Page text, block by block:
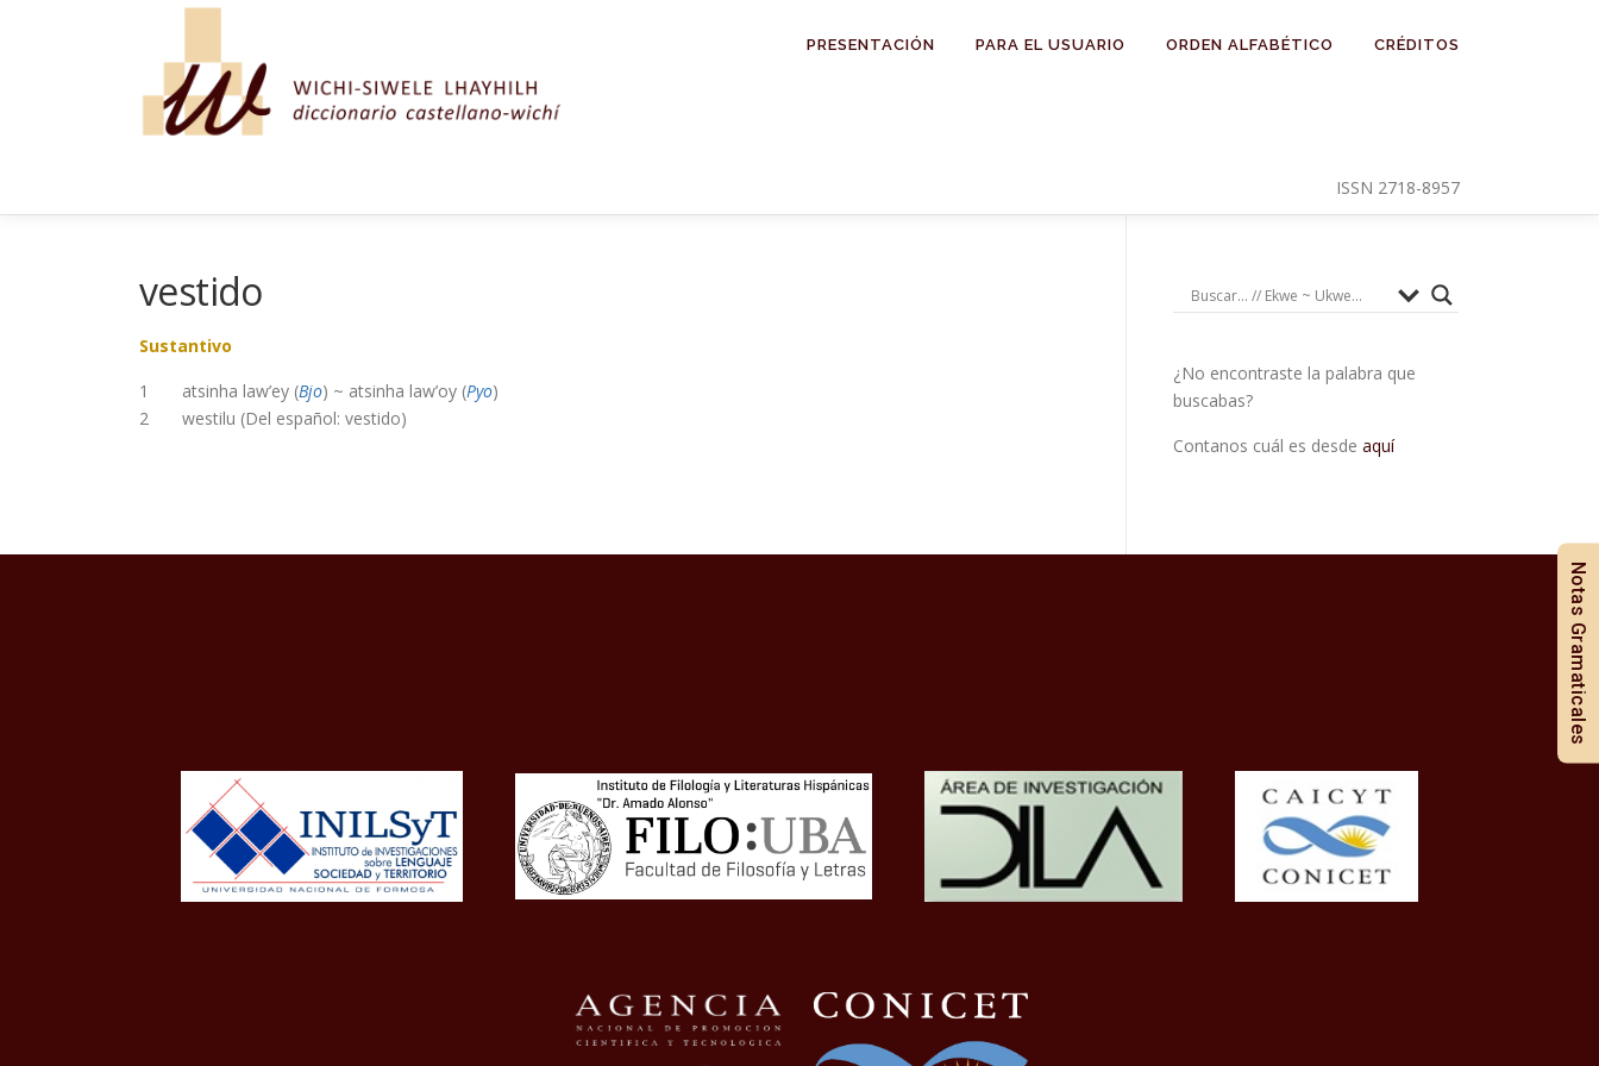
PRESENTACIÓN PARA EL USUARIO ORDEN ALFABÉTICO CRÉDITOS
ISSN 2718-8957
vestido
Sustantivo
1 atsinha law’ey (Bjo) ~ atsinha law’oy (Pyo)
2 westilu (Del español: vestido)
¿No encontraste la palabra que
buscabas?
Contanos cuál es desde aquí
Notas Gramaticales